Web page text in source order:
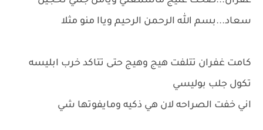
سعاد...بسم الله الرحمن الرحيم وياا منو مثلا
كامت غفران تتلفت هيج وهيج حتى تتاكد خرب ابليسه
تكول جلب بوليسي
اني خفت الصراحه لان هي ذكيه ومايفوتها شي